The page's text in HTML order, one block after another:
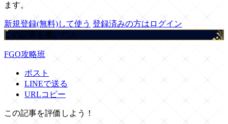
ます。
新規登録(無料)して使う 登録済みの方はログイン
この記事を書いた人
FGO攻略班
ポスト
LINEで送る
URLコピー
この記事を評価しよう！